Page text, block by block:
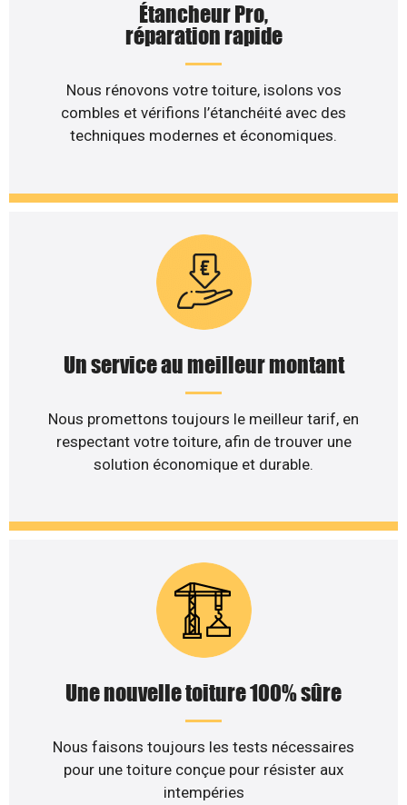
Étancheur Pro,
réparation rapide
Nous rénovons votre toiture, isolons vos
combles et vérifions l’étanchéité avec des
techniques modernes et économiques.
Un service au meilleur montant
Nous promettons toujours le meilleur tarif, en
respectant votre toiture, afin de trouver une
solution économique et durable.
Une nouvelle toiture 100% sûre
Nous faisons toujours les tests nécessaires
pour une toiture conçue pour résister aux
intempéries